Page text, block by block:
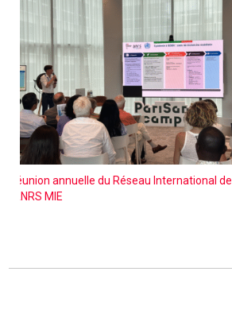
Réunion annuelle du Réseau International de
l’ANRS MIE